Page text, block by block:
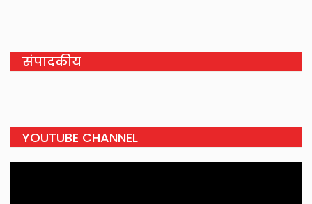
संपादकीय
YOUTUBE CHANNEL